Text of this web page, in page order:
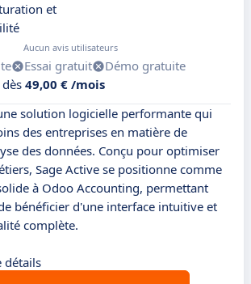
et
Aucun avis utilisateurs
Essai gratuit
Démo gratuite
49,00 € /mois
solution logicielle performante qui
des entreprises en matière de
des données. Conçu pour optimiser
Sage Active se positionne comme
à Odoo Accounting, permettant
bénéficier d'une interface intuitive et
complète.
détails